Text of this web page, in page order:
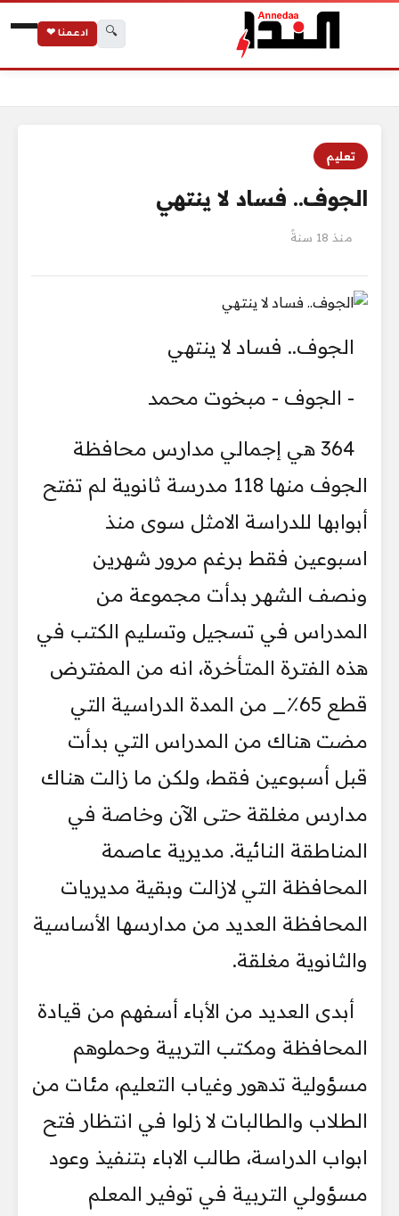
🔍 ادعمنا ❤
تعليم
الجوف.. فساد لا ينتهي
منذ 18 سنةً
الجوف.. فساد لا ينتهي
- الجوف - مبخوت محمد
364 هي إجمالي مدارس محافظة
الجوف منها 118 مدرسة ثانوية لم تفتح
أبوابها للدراسة الامثل سوى منذ
اسبوعين فقط برغم مرور شهرين
ونصف الشهر بدأت مجموعة من
المدراس في تسجيل وتسليم الكتب في
هذه الفترة المتأخرة، انه من المفترض
قطع 65٪_ من المدة الدراسية التي
مضت هناك من المدراس التي بدأت
قبل أسبوعين فقط، ولكن ما زالت هناك
مدارس مغلقة حتى الآن وخاصة في
المناطقة النائية. مديرية عاصمة
المحافظة التي لازالت وبقية مديريات
المحافظة العديد من مدارسها الأساسية
والثانوية مغلقة.
أبدى العديد من الأباء أسفهم من قيادة
المحافظة ومكتب التربية وحملوهم
مسؤولية تدهور وغياب التعليم، مئات من
الطلاب والطالبات لا زلوا في انتظار فتح
ابواب الدراسة، طالب الاباء بتنفيذ وعود
مسؤولي التربية في توفير المعلم